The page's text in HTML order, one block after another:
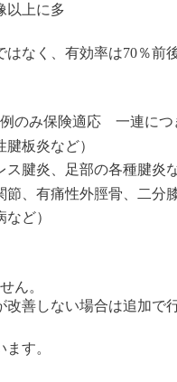
以上に多
なく、有効率は70％前
のみ保険適応 一連につ
板炎など）
ス腱炎、足部の各種腱炎な
、有痛性外脛骨、二分
ど）
ん。
改善しない場合は追加
す。